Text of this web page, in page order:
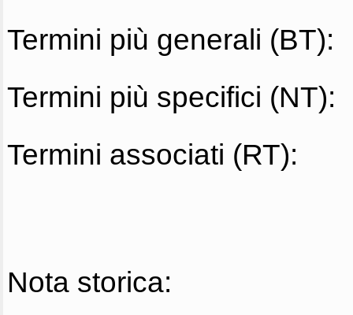
Termini più generali (BT):
Termini più specifici (NT):
Termini associati (RT):
Nota storica: